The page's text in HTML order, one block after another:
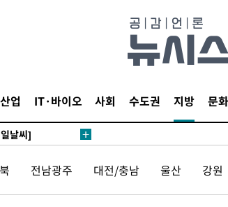
산업 IT·바이오 사회 수도권 지방 문화
지 말고 과감히
드·남쪽 아웃바
특별재난지역 선
날씨]
단
승 2무'
전남광주 대전/충남 울산 강원